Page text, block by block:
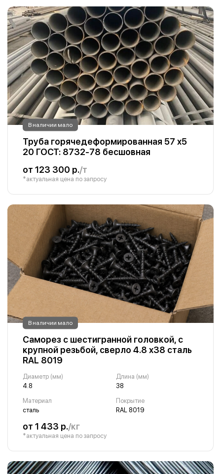
В наличии мало
Труба горячедеформированная 57 х5
20 ГОСТ: 8732-78 бесшовная
от 123 300 р./т
*актуальная цена по запросу
В наличии мало
Саморез с шестигранной головкой, с
крупной резьбой, сверло 4.8 х38 сталь
RAL 8019
Диаметр (мм)
4.8
Длина (мм)
38
Материал
сталь
Покрытие
RAL 8019
от 1 433 р./кг
*актуальная цена по запросу